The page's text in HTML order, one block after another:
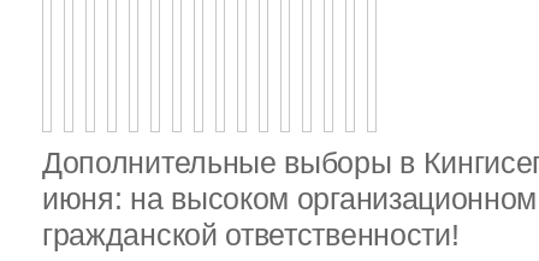
Дополнительные выборы в
июня: на высоком
гражданской ответственности!